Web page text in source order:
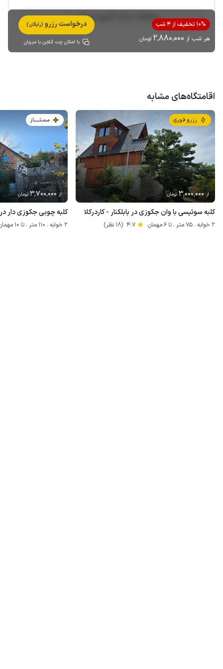
مشاهده حساب کاربری میزبان
10% تخفیف از 4 شب
هر شب از 2٬880٬000 تومان
درخواست رزرو (رایگان)
با امکان چت آنلاین با میزبان
اقامتگاه‌های مشابه
رزرو فوری
از 3٬000٬000تومان
کلبه سوئیسی با وان جکوزی در بابلکنار - کاردرکلا
2 خوابه . 75 متر . تا 6 مهمان 4.7 (18 نظر)
مـمـتــــــاز
از 3٬700٬000تومان
کلبه چوبی جکوزی دار
2 خوابه . 110 متر . تا 10 مهمان